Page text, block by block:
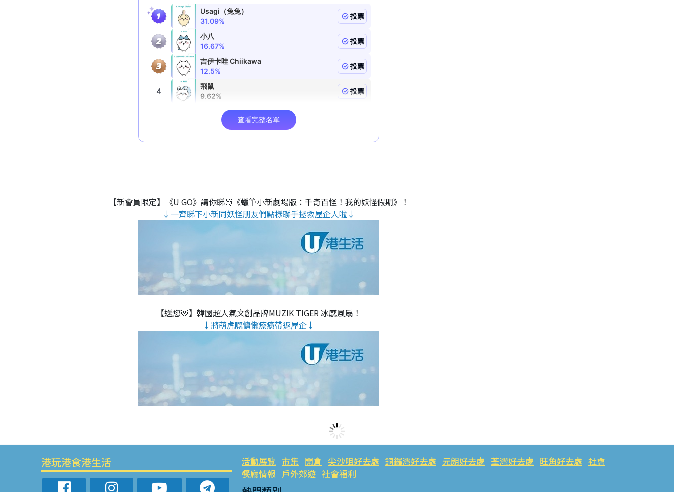
【新會員限定】《U GO》請你睇👹《蠟筆小新劇場版：千奇百怪！我的妖怪假期》！
↓一齊睇下小新同妖怪朋友們點樣聯手拯救屋企人啦↓
【送您🐯】韓國超人氣文創品牌MUZIK TIGER 冰感風扇！
↓將萌虎嘅慵懶療癒帶返屋企↓
港玩港食港生活 活動展覽 市集 開倉 尖沙咀好去處 銅鑼灣好去處 元朗好去處 荃灣好去處 旺角好去處 社會
餐廳情報 戶外郊遊 社會福利